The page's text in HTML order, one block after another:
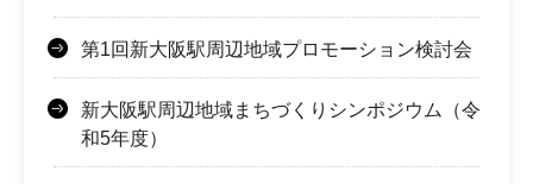
第1回新大阪駅周辺地域プロモーション検討会
新大阪駅周辺地域まちづくりシンポジウム（令
和5年度）